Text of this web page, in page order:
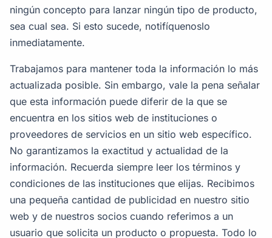
ningún concepto para lanzar ningún tipo de producto,
sea cual sea. Si esto sucede, notifíquenoslo
inmediatamente.
Trabajamos para mantener toda la información lo más
actualizada posible. Sin embargo, vale la pena señalar
que esta información puede diferir de la que se
encuentra en los sitios web de instituciones o
proveedores de servicios en un sitio web específico.
No garantizamos la exactitud y actualidad de la
información. Recuerda siempre leer los términos y
condiciones de las instituciones que elijas. Recibimos
una pequeña cantidad de publicidad en nuestro sitio
web y de nuestros socios cuando referimos a un
usuario que solicita un producto o propuesta. Todo lo